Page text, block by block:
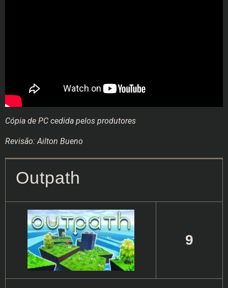
Cópia de PC cedida pelos produtores
Revisão: Ailton Bueno
Outpath
9